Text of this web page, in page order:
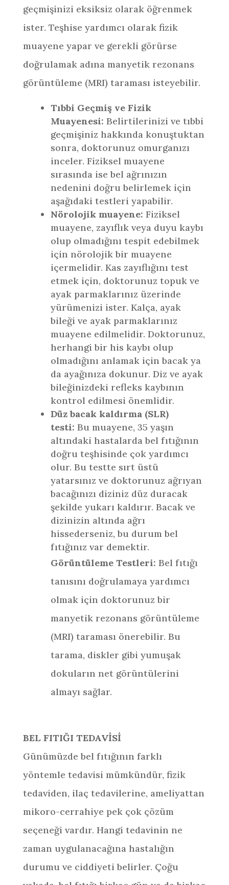
geçmişinizi eksiksiz olarak öğrenmek
ister. Teşhise yardımcı olarak fizik
muayene yapar ve gerekli görürse
doğrulamak adına manyetik rezonans
görüntüleme (MRI) taraması isteyebilir.
Tıbbi Geçmiş ve Fizik
Muayenesi: Belirtilerinizi ve tıbbi
geçmişiniz hakkında konuştuktan
sonra, doktorunuz omurganızı
inceler. Fiziksel muayene
sırasında ise bel ağrınızın
nedenini doğru belirlemek için
aşağıdaki testleri yapabilir.
Nörolojik muayene: Fiziksel
muayene, zayıflık veya duyu kaybı
olup olmadığını tespit edebilmek
için nörolojik bir muayene
içermelidir. Kas zayıflığını test
etmek için, doktorunuz topuk ve
ayak parmaklarınız üzerinde
yürümenizi ister. Kalça, ayak
bileği ve ayak parmaklarınız
muayene edilmelidir. Doktorunuz,
herhangi bir his kaybı olup
olmadığını anlamak için bacak ya
da ayağınıza dokunur. Diz ve ayak
bileğinizdeki refleks kaybının
kontrol edilmesi önemlidir.
Düz bacak kaldırma (SLR)
testi: Bu muayene, 35 yaşın
altındaki hastalarda bel fıtığının
doğru teşhisinde çok yardımcı
olur. Bu testte sırt üstü
yatarsınız ve doktorunuz ağrıyan
bacağınızı diziniz düz duracak
şekilde yukarı kaldırır. Bacak ve
dizinizin altında ağrı
hissederseniz, bu durum bel
fıtığınız var demektir.
Görüntüleme Testleri: Bel fıtığı
tanısını doğrulamaya yardımcı
olmak için doktorunuz bir
manyetik rezonans görüntüleme
(MRI) taraması önerebilir. Bu
tarama, diskler gibi yumuşak
dokuların net görüntülerini
almayı sağlar.
BEL FITIĞI TEDAVİSİ
Günümüzde bel fıtığının farklı
yöntemle tedavisi mümkündür, fizik
tedaviden, ilaç tedavilerine, ameliyattan
mikoro-cerrahiye pek çok çözüm
seçeneği vardır. Hangi tedavinin ne
zaman uygulanacağına hastalığın
durumu ve ciddiyeti belirler. Çoğu